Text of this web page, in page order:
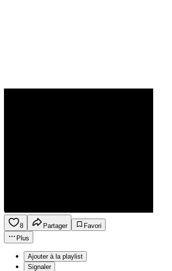
8 Partager
Favori
Plus
Ajouter à la playlist
Signaler